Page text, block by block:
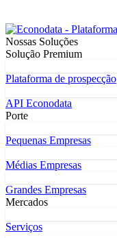
Nossas Soluções
Solução Premium
Plataforma de prospecção
API Econodata
Porte
Pequenas Empresas
Médias Empresas
Grandes Empresas
Mercados
Serviços